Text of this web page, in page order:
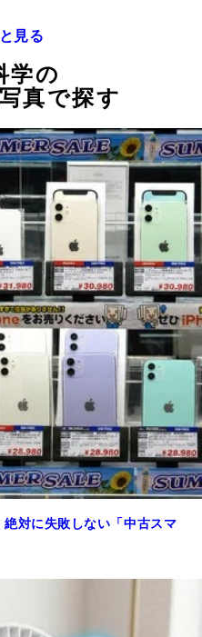
見る
学の
真で探す
対に失敗しない「中古スマ